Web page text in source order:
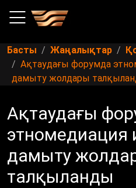
Басты Жаңалықтар
Ақтаудағы форумда
дамыту жолдары
Ақтаудағы
этномедиация
дамыту
талқыланды